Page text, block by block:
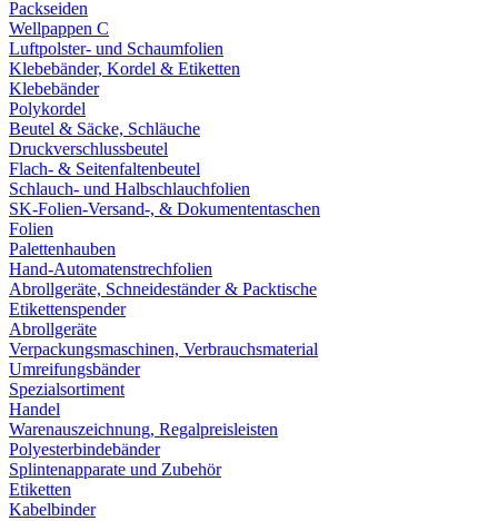
Packseiden
Wellpappen C
Luftpolster- und Schaumfolien
Klebebänder, Kordel & Etiketten
Klebebänder
Polykordel
Beutel & Säcke, Schläuche
Druckverschlussbeutel
Flach- & Seitenfaltenbeutel
Schlauch- und Halbschlauchfolien
SK-Folien-Versand-, & Dokumententaschen
Folien
Palettenhauben
Hand-Automatenstrechfolien
Abrollgeräte, Schneideständer & Packtische
Etikettenspender
Abrollgeräte
Verpackungsmaschinen, Verbrauchsmaterial
Umreifungsbänder
Spezialsortiment
Handel
Warenauszeichnung, Regalpreisleisten
Polyesterbindebänder
Splintenapparate und Zubehör
Etiketten
Kabelbinder